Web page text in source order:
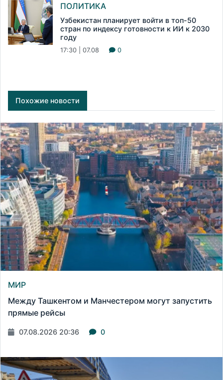
ПОЛИТИКА
Узбекистан планирует войти в топ-50
стран по индексу готовности к ИИ к 2030
году
17:30 | 07.08 0
Похожие новости
МИР
Между Ташкентом и Манчестером могут запустить
прямые рейсы
07.08.2026 20:36 0